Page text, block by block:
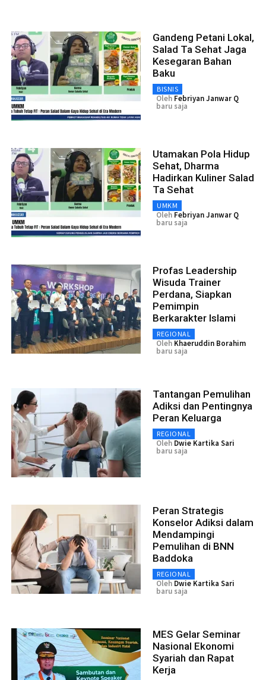
Gandeng Petani Lokal,
Salad Ta Sehat Jaga
Kesegaran Bahan
Baku
BISNIS
Oleh Febriyan Janwar Q
baru saja
Utamakan Pola Hidup
Sehat, Dharma
Hadirkan Kuliner Salad
Ta Sehat
UMKM
Oleh Febriyan Janwar Q
baru saja
Profas Leadership
Wisuda Trainer
Perdana, Siapkan
Pemimpin
Berkarakter Islami
REGIONAL
Oleh Khaeruddin Borahim
baru saja
Tantangan Pemulihan
Adiksi dan Pentingnya
Peran Keluarga
REGIONAL
Oleh Dwie Kartika Sari
baru saja
Peran Strategis
Konselor Adiksi dalam
Mendampingi
Pemulihan di BNN
Baddoka
REGIONAL
Oleh Dwie Kartika Sari
baru saja
MES Gelar Seminar
Nasional Ekonomi
Syariah dan Rapat
Kerja